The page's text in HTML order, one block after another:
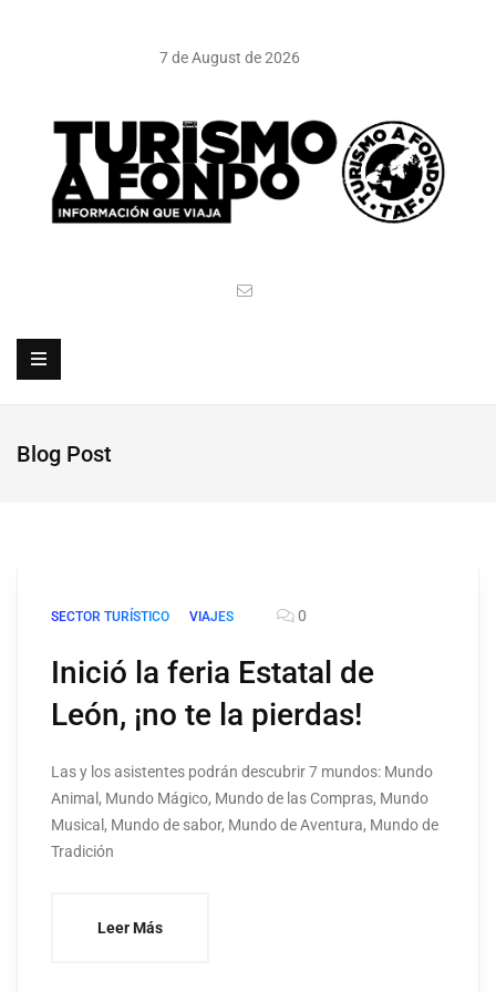
7 de August de 2026
Blog Post
SECTOR TURÍSTICO VIAJES 0
Inició la feria Estatal de
León, ¡no te la pierdas!
Las y los asistentes podrán descubrir 7 mundos: Mundo
Animal, Mundo Mágico, Mundo de las Compras, Mundo
Musical, Mundo de sabor, Mundo de Aventura, Mundo de
Tradición
Leer Más